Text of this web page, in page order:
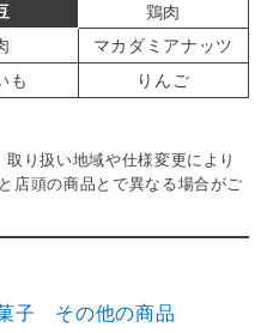
鶏肉
マカダミアナッツ
も
りんご
り扱い地域や仕様変更により
店頭の商品とで異なる場合がご
子 その他の商品